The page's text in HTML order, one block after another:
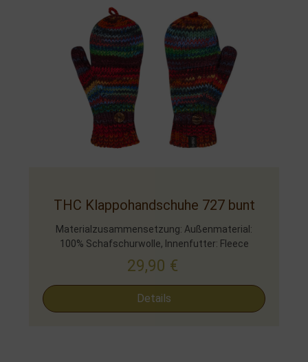
THC Klappohandschuhe 727 bunt
Materialzusammensetzung: Außenmaterial:
100% Schafschurwolle, Innenfutter: Fleece
29,90 €
Details